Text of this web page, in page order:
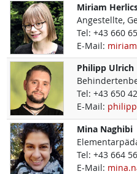
Miriam
Angestellte,
Tel: +43 660
E-Mail:
Philipp Ulrich
Tel: +43 650
E-Mail:
Mina Naghibi
Tel: +43 664
E-Mail: